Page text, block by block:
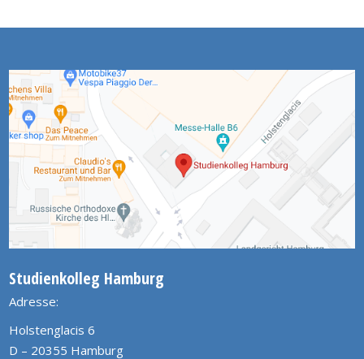
Studienkolleg Hamburg
Adresse:
Holstenglacis 6
D – 20355 Hamburg